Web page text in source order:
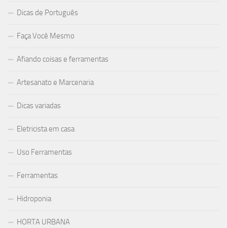
Dicas de Português
Faça Você Mesmo
Afiando coisas e ferramentas
Artesanato e Marcenaria
Dicas variadas
Eletricista em casa
Uso Ferramentas
Ferramentas
Hidroponia
HORTA URBANA